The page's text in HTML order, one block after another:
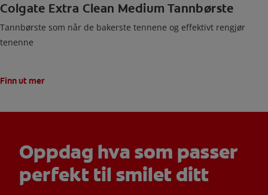
Colgate Extra Clean Medium Tannbørste
Tannbørste som når de bakerste tennene og effektivt rengjør
tenenne
Finn ut mer
Oppdag hva som passer
perfekt til smilet ditt